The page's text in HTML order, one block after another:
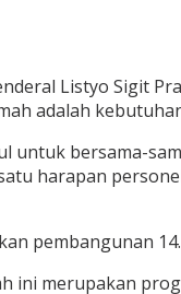
Listyo Sigit
adalah
untuk bersama-
harapan
pembangunan
ini merupakan